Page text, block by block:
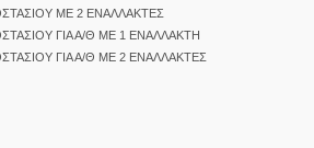
ΜΕ 2 ΕΝΑΛΛΑΚΤΕΣ
ΓΙΑ Α/Θ ΜΕ 1 ΕΝΑΛΛΑΚΤΗ
ΓΙΑ Α/Θ ΜΕ 2 ΕΝΑΛΛΑΚΤΕΣ